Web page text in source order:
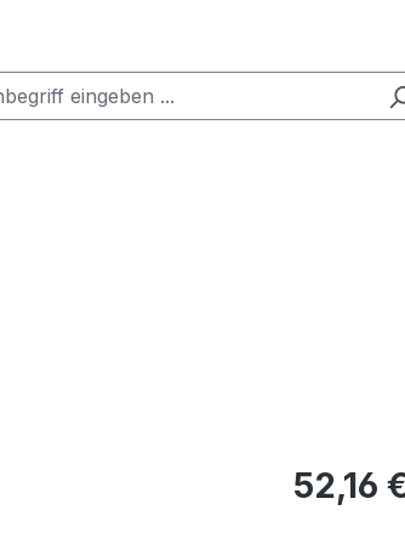
Regulärer
52,16